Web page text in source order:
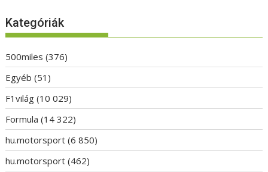
Kategóriák
500miles (376)
Egyéb (51)
F1világ (10 029)
Formula (14 322)
hu.motorsport (6 850)
hu.motorsport (462)